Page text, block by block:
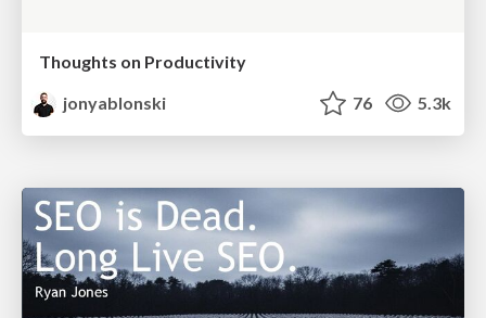
Thoughts on Productivity
jonyablonski
76 5.3k